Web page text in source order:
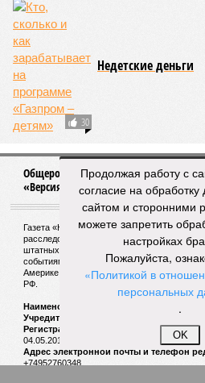
30
Недетские деньги
Общероссийское издание
«Версия»
Газета «Наша версия» основана Артёмом
расследований. Официальный сайт
штатных и внештатных журналистов
событиями и новостями, происходящими в
Америке и других государств, с которыми
РФ.
Наименование:
Учредитель:
Регистрационный номер Роскомнадзора:
04.05.2018 г.
Адрес электронной почты и телефон
+74952760348
Продолжая работу с
согласие на
сайтом и сторонними
можете запретить
настройках
Пожалуйста,
«Политикой в
персональных
.
OK